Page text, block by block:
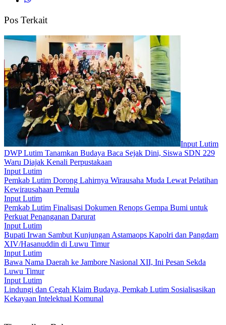
Pos Terkait
Input Lutim
DWP Lutim Tanamkan Budaya Baca Sejak Dini, Siswa SDN 229
Waru Diajak Kenali Perpustakaan
Input Lutim
Pemkab Lutim Dorong Lahirnya Wirausaha Muda Lewat Pelatihan
Kewirausahaan Pemula
Input Lutim
Pemkab Lutim Finalisasi Dokumen Renops Gempa Bumi untuk
Perkuat Penanganan Darurat
Input Lutim
Bupati Irwan Sambut Kunjungan Astamaops Kapolri dan Pangdam
XIV/Hasanuddin di Luwu Timur
Input Lutim
Bawa Nama Daerah ke Jambore Nasional XII, Ini Pesan Sekda
Luwu Timur
Input Lutim
Lindungi dan Cegah Klaim Budaya, Pemkab Lutim Sosialisasikan
Kekayaan Intelektual Komunal